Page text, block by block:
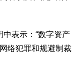
表示：“数字资产
络犯罪和规避制裁